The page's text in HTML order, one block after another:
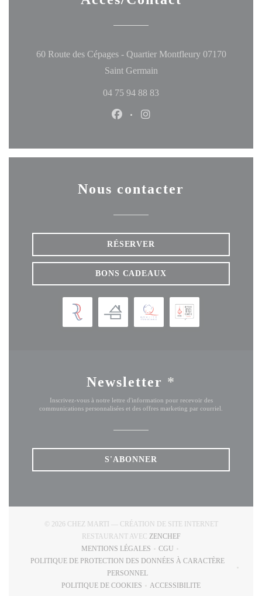
60 Route des Cépages - Quartier Montfleury 07170
Saint Germain((ouvre une nouvelle
04 75 94 88 83
Facebook ((ouvre une nouvelle
Nous contacter
RÉSERVER
BONS CADEAUX
Newsletter *
Inscrivez-vous à notre lettre d'information pour recevoir des
communications personnalisées et des offres marketing par courriel.
S'ABONNER
© 2026 CHEZ MARTI — CRÉATION DE SITE INTERNET
RESTAURANT AVEC ZENCHEF((OUVRE UNE
MENTIONS LÉGALES
CGU
POLITIQUE DE PROTECTION DES DONNÉES À CARACTÈRE
PERSONNEL((OUVRE UNE NOUVELLE FENÊTRE))
POLITIQUE DE COOKIES
ACCESSIBILITE